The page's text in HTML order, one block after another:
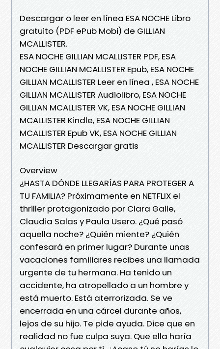
Descargar o leer en línea ESA NOCHE Libro
gratuito (PDF ePub Mobi) de GILLIAN
MCALLISTER.
ESA NOCHE GILLIAN MCALLISTER PDF, ESA
NOCHE GILLIAN MCALLISTER Epub, ESA NOCHE
GILLIAN MCALLISTER Leer en línea , ESA NOCHE
GILLIAN MCALLISTER Audiolibro, ESA NOCHE
GILLIAN MCALLISTER VK, ESA NOCHE GILLIAN
MCALLISTER Kindle, ESA NOCHE GILLIAN
MCALLISTER Epub VK, ESA NOCHE GILLIAN
MCALLISTER Descargar gratis
Overview
¿HASTA DÓNDE LLEGARÍAS PARA PROTEGER A
TU FAMILIA? Próximamente en NETFLIX el
thriller protagonizado por Clara Galle,
Claudia Salas y Paula Usero. ¿Qué pasó
aquella noche? ¿Quién miente? ¿Quién
confesará en primer lugar? Durante unas
vacaciones familiares recibes una llamada
urgente de tu hermana. Ha tenido un
accidente, ha atropellado a un hombre y
está muerto. Está aterrorizada. Se ve
encerrada en una cárcel durante años,
lejos de su hijo. Te pide ayuda. Dice que en
realidad no fue culpa suya. Que ella haría